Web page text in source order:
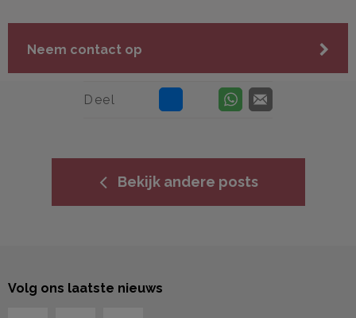
Neem contact op
Deel
Bekijk andere posts
Volg ons laatste nieuws